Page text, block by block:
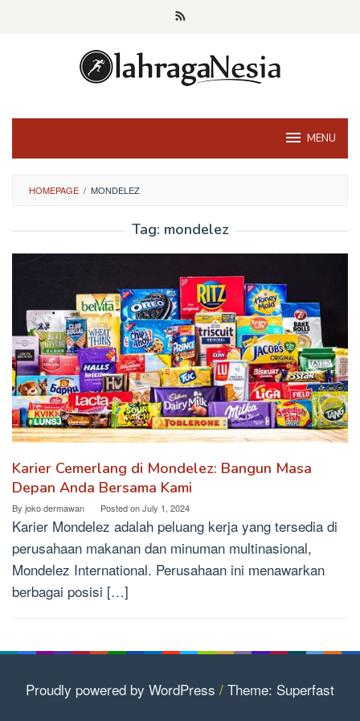
MENU
HOMEPAGE / MONDELEZ
Tag: mondelez
Karier Cemerlang di Mondelez: Bangun Masa
Depan Anda Bersama Kami
By joko dermawan Posted onJuly 1, 2024
Karier Mondelez adalah peluang kerja yang tersedia di
perusahaan makanan dan minuman multinasional,
Mondelez International. Perusahaan ini menawarkan
berbagai posisi […]
Proudly powered by WordPress / Theme: Superfast